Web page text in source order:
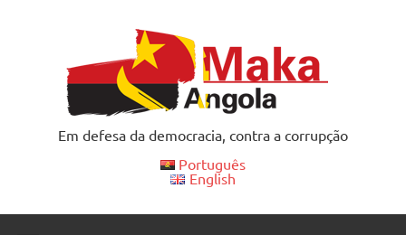
Em defesa da democracia, contra a corrupção
Português
English